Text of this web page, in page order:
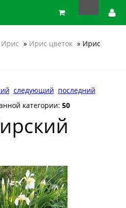
Ирис » Ирис цветок » Ирис
следующий последний
категории: 50